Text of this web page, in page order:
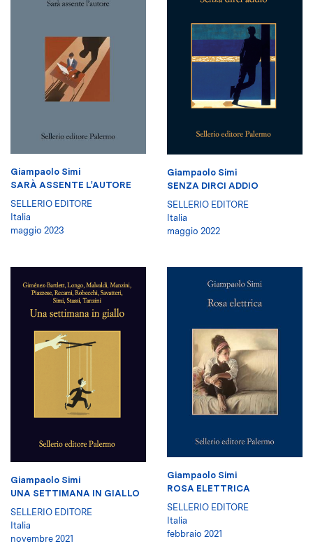
Giampaolo Simi
SARÀ ASSENTE L'AUTORE
SELLERIO EDITORE
Italia
maggio 2023
Giampaolo Simi
SENZA DIRCI ADDIO
SELLERIO EDITORE
Italia
maggio 2022
Giampaolo Simi
UNA SETTIMANA IN GIALLO
SELLERIO EDITORE
Italia
novembre 2021
Giampaolo Simi
ROSA ELETTRICA
SELLERIO EDITORE
Italia
febbraio 2021